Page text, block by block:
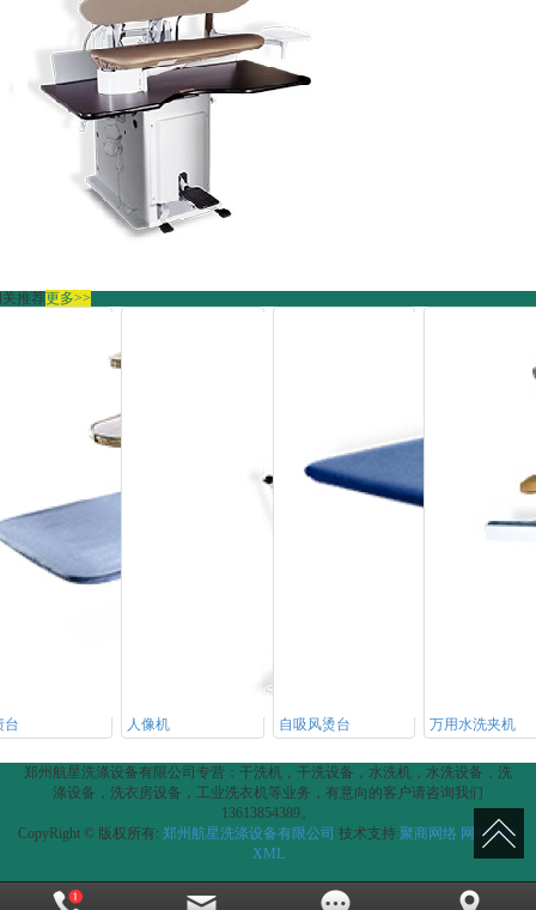
推荐更多>>
台 人像机 自吸风烫台 万用水洗夹机
郑州航星洗涤设备有限公司专营：干洗机，干洗设备，水洗机，水洗设备，洗
涤设备，洗衣房设备，工业洗衣机等业务，有意向的客户请咨询我们
13613854389。
CopyRight © 版权所有: 郑州航星洗涤设备有限公司 技术支持:聚商网络 网站地图
XML